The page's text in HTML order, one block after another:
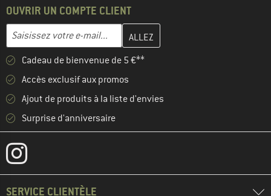
OUVRIR UN COMPTE CLIENT
Adresse e-mail
Entrez votre adresse e-mail ici et créez votre compte client à la
Cadeau de bienvenue de 5 €**
Accès exclusif aux promos
Ajout de produits à la liste d'envies
Surprise d'anniversaire
SERVICE CLIENTÈLE